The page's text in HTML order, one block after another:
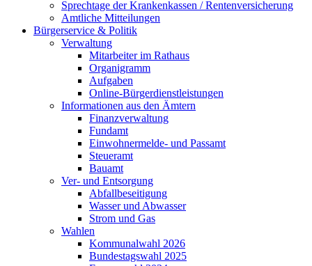
Sprechtage der Krankenkassen / Rentenversicherung
Amtliche Mitteilungen
Bürgerservice & Politik
Verwaltung
Mitarbeiter im Rathaus
Organigramm
Aufgaben
Online-Bürgerdienstleistungen
Informationen aus den Ämtern
Finanzverwaltung
Fundamt
Einwohnermelde- und Passamt
Steueramt
Bauamt
Ver- und Entsorgung
Abfallbeseitigung
Wasser und Abwasser
Strom und Gas
Wahlen
Kommunalwahl 2026
Bundestagswahl 2025